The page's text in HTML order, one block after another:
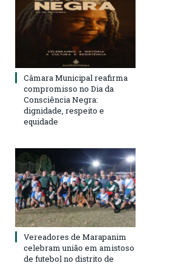
Câmara Municipal reafirma
compromisso no Dia da
Consciência Negra:
dignidade, respeito e
equidade
Vereadores de Marapanim
celebram união em amistoso
de futebol no distrito de